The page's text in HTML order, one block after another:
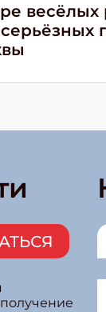
весёлых